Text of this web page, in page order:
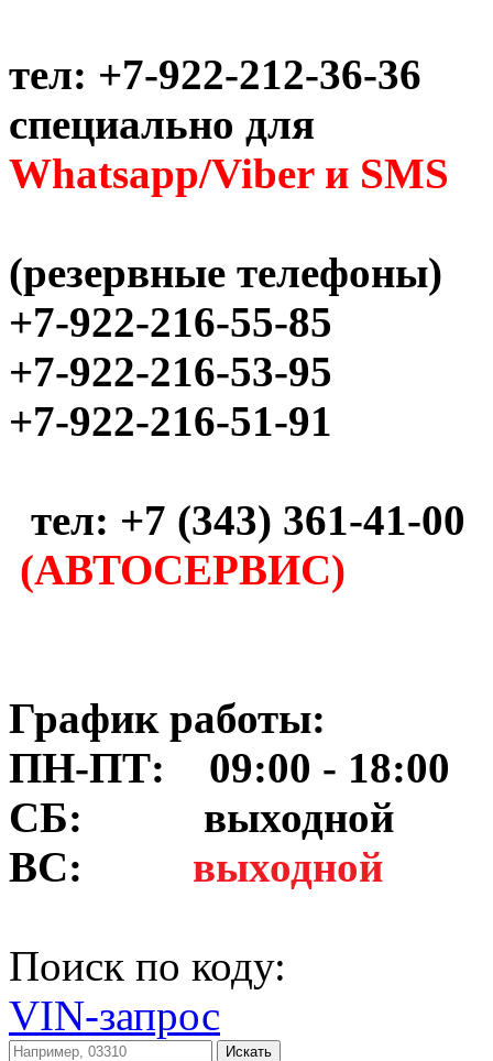
тел: +7-922-212-36-36
специально для
Whatsapp/Viber и SMS
(резервные телефоны)
+7-922-216-55-85
+7-922-216-53-95
+7-922-216-51-91
тел: +7 (343) 361-41-00
(АВТОСЕРВИС)
График работы:
ПН-ПТ: 09:00 - 18:00
СБ:
выходной
ВС: выходной
Поиск по коду:
VIN-запрос
Искать